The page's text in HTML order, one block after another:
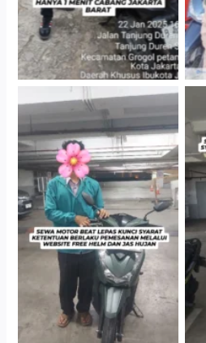
Cityplaza Jatinegara
Gedung Parkir P6A